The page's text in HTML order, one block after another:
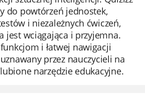
do powtórzeń jednostek,
i niezależnych ćwiczeń,
jest wciągająca i przyjemna.
i łatwej nawigacji
przez nauczycieli na
narzędzie edukacyjne.